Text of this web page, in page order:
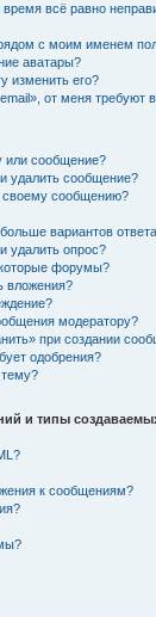
всё равно
с моим именем
аватары?
изменить его?
от меня требуют
или сообщение?
удалить сообщение?
своему сообщению?
вариантов
удалить опрос?
форумы?
вложения?
модератору?
при создании
одобрения?
и типы
к сообщениям?